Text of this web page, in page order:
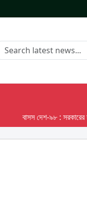
বাসস দেশ-৯৮ : সরকারের